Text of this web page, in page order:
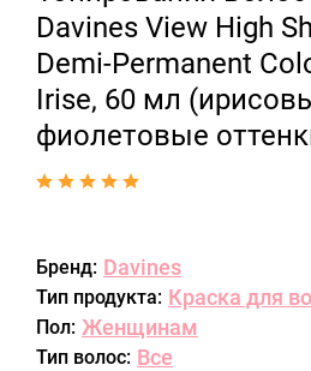
Davines View High
Demi-Permanent
Irise, 60 мл
фиолетовые
Бренд: Davines
Тип продукта: Краска для
Пол: Женщинам
Тип волос: Все